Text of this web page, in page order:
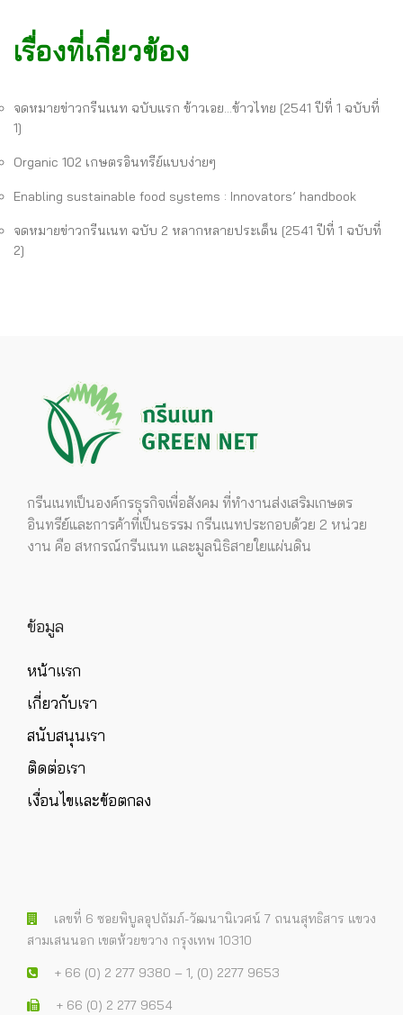
เรื่องที่เกี่ยวข้อง
จดหมายข่าวกรีนเนท ฉบับแรก ข้าวเอย…ข้าวไทย [2541 ปีที่ 1 ฉบับที่
1]
Organic 102 เกษตรอินทรีย์แบบง่ายๆ
Enabling sustainable food systems : Innovators’ handbook
จดหมายข่าวกรีนเนท ฉบับ 2 หลากหลายประเด็น [2541 ปีที่ 1 ฉบับที่
2]
กรีนเนทเป็นองค์กรธุรกิจเพื่อสังคม ที่ทำงานส่งเสริมเกษตร
อินทรีย์และการค้าที่เป็นธรรม กรีนเนทประกอบด้วย 2 หน่วย
งาน คือ สหกรณ์กรีนเนท และมูลนิธิสายใยแผ่นดิน
ข้อมูล
หน้าแรก
เกี่ยวกับเรา
สนับสนุนเรา
ติดต่อเรา
เงื่อนไขและข้อตกลง
เลขที่ 6 ซอยพิบูลอุปถัมภ์-วัฒนานิเวศน์ 7 ถนนสุทธิสาร แขวง
สามเสนนอก เขตห้วยขวาง กรุงเทพ 10310
+ 66 (0) 2 277 9380 – 1, (0) 2277 9653
+ 66 (0) 2 277 9654